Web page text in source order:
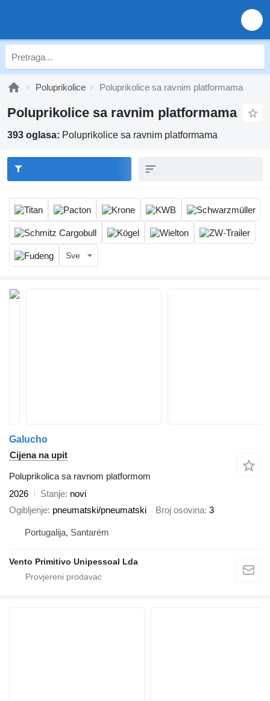
Poluprikolice Poluprikolice sa ravnim platformama
Poluprikolice sa ravnim platformama
393 oglasa: Poluprikolice sa ravnim platformama
Sve
Galucho
Cijena na upit
Poluprikolica sa ravnom platformom
2026
Stanje novi
Ogibljenje pneumatski/pneumatski Broj osovina 3
Portugalija, Santarém
Vento Primitivo Unipessoal Lda